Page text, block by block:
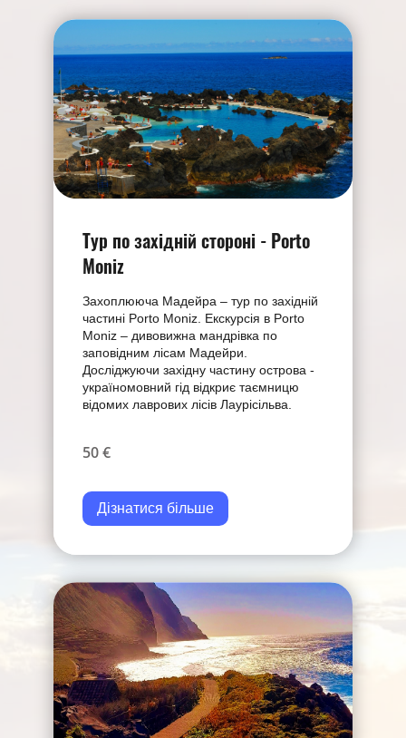
Тур по західній стороні - Porto
Moniz
Захоплююча Мадейра – тур по західній
частині Porto Moniz. Екскурсія в Porto
Moniz – дивовижна мандрівка по
заповідним лісам Мадейри.
Досліджуючи західну частину острова -
україномовний гід відкриє таємницю
відомих лаврових лісів Лаурісільва.
50 €
Дізнатися більше